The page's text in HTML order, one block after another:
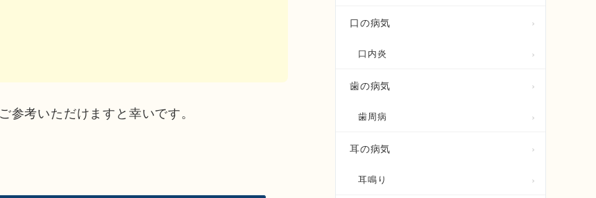
考いただけますと幸いです。
口の病気
口内炎
歯の病気
歯周病
耳の病気
耳鳴り